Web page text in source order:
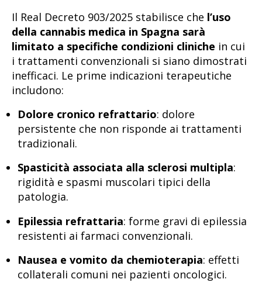
Il Real Decreto 903/2025 stabilisce che l’uso
della cannabis medica in Spagna sarà
limitato a specifiche condizioni cliniche in cui
i trattamenti convenzionali si siano dimostrati
inefficaci. Le prime indicazioni terapeutiche
includono:
Dolore cronico refrattario: dolore
persistente che non risponde ai trattamenti
tradizionali.
Spasticità associata alla sclerosi multipla:
rigidità e spasmi muscolari tipici della
patologia.
Epilessia refrattaria: forme gravi di epilessia
resistenti ai farmaci convenzionali.
Nausea e vomito da chemioterapia: effetti
collaterali comuni nei pazienti oncologici.